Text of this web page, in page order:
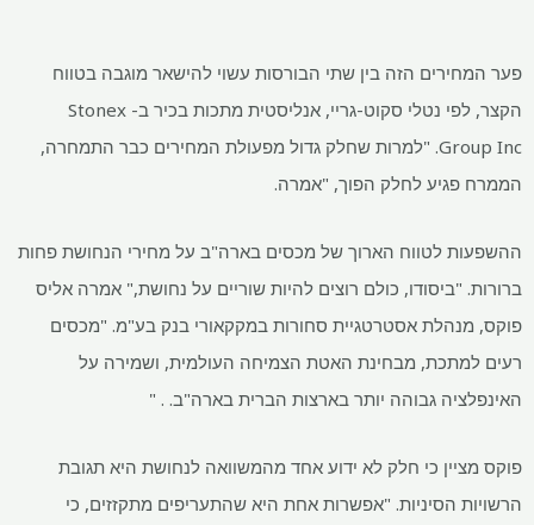
פער המחירים הזה בין שתי הבורסות עשוי להישאר מוגבה בטווח
הקצר, לפי נטלי סקוט-גריי, אנליסטית מתכות בכיר ב- Stonex
Group Inc. "למרות שחלק גדול מפעולת המחירים כבר התמחרה,
הממרח פגיע לחלק הפוך, "אמרה.
ההשפעות לטווח הארוך של מכסים בארה"ב על מחירי הנחושת פחות
ברורות. "ביסודו, כולם רוצים להיות שוריים על נחושת," אמרה אליס
פוקס, מנהלת אסטרטגיית סחורות במקקאורי בנק בע"מ. "מכסים
רעים למתכת, מבחינת האטת הצמיחה העולמית, ושמירה על
האינפלציה גבוהה יותר בארצות הברית בארה"ב. . "
פוקס מציין כי חלק לא ידוע אחד מהמשוואה לנחושת היא תגובת
הרשויות הסיניות. "אפשרות אחת היא שהתעריפים מתקזזים, כי